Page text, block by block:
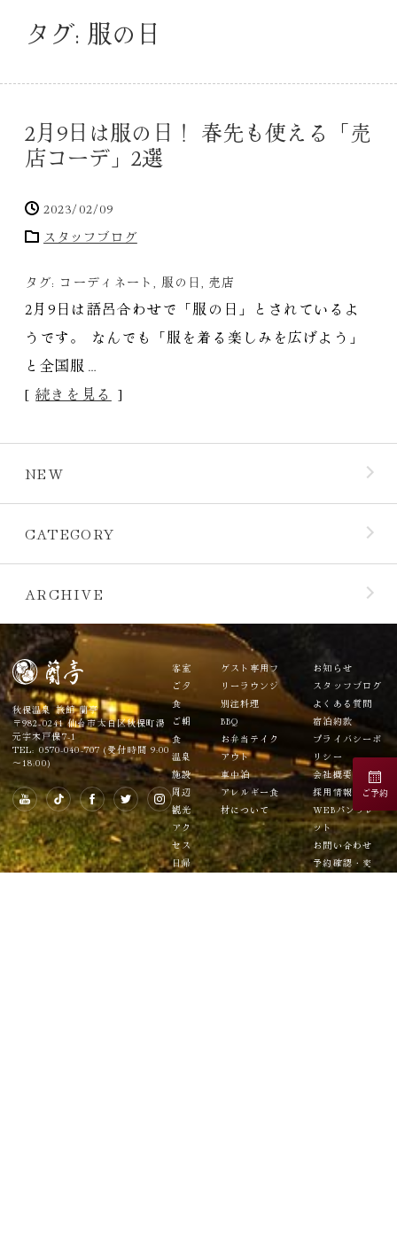
タグ: 服の日
2月9日は服の日！ 春先も使える「売
店コーデ」2選
2023/02/09
スタッフブログ
タグ: コーディネート 服の日 売店
2月9日は語呂合わせで「服の日」とされているよ
うです。 なんでも「服を着る楽しみを広げよう」
と全国服…
[続きを見る ]
NEW
CATEGORY
ARCHIVE
秋保温泉 旅館 蘭亭
〒982-0241 仙台市太白区秋保町湯
元字木戸保7-1
TEL: 0570-040-707 (受付時間 9:00
～18:00)
客室
ご夕
食
ご朝
食
温泉
施設
周辺
観光
アク
セス
日帰
ゲスト専用フ
リーラウンジ
別注料理
BBQ
お弁当テイク
アウト
車中泊
アレルギー食
材について
お知らせ
スタッフブログ
よくある質問
宿泊約款
プライバシーポ
リシー
会社概要
採用情報
WEBパンフレ
ット
お問い合わせ
予約確認・変
ご予約